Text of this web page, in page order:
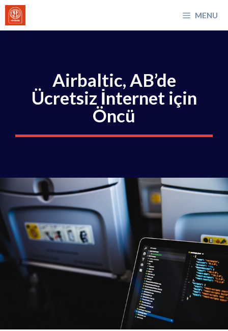
İçeriğe
atla
MENU
Airbaltic, AB’de
Ücretsiz İnternet için
Öncü